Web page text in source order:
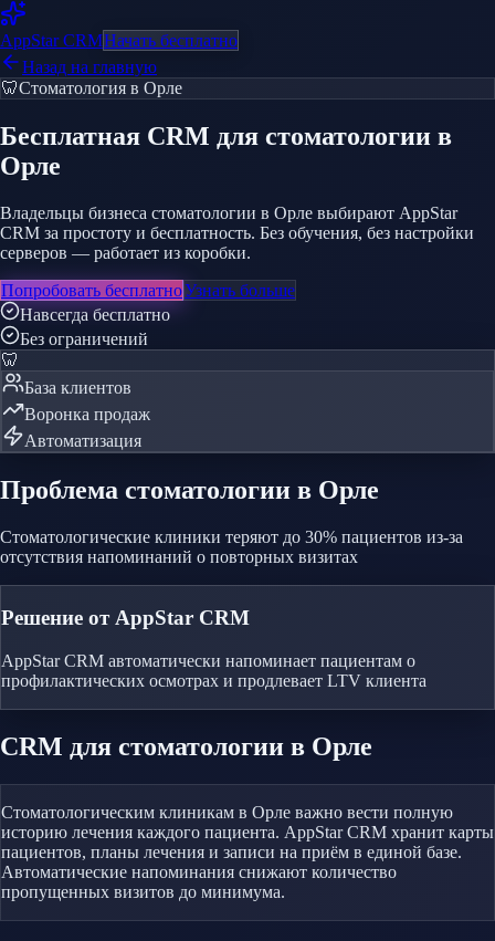
AppStarCRMНачать бесплатно
Назад на главную
🦷Стоматология в Орле
Бесплатная CRM для стоматологии в
Орле
Владельцы бизнеса стоматологии в Орле выбирают AppStar
CRM за простоту и бесплатность. Без обучения, без настройки
серверов — работает из коробки.
Попробовать бесплатноУзнать больше
Навсегда бесплатно
Без ограничений
🦷
База клиентов
Воронка продаж
Автоматизация
Проблема стоматологии в Орле
Стоматологические клиники теряют до 30% пациентов из-за
отсутствия напоминаний о повторных визитах
Решение от AppStar CRM
AppStar CRM автоматически напоминает пациентам о
профилактических осмотрах и продлевает LTV клиента
CRM для стоматологии в Орле
Стоматологическим клиникам в Орле важно вести полную
историю лечения каждого пациента. AppStar CRM хранит карты
пациентов, планы лечения и записи на приём в единой базе.
Автоматические напоминания снижают количество
пропущенных визитов до минимума.